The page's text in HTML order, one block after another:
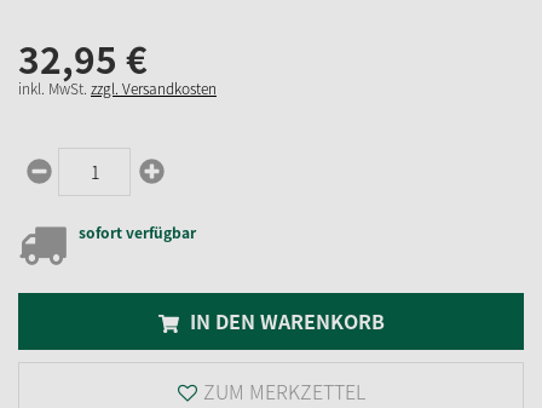
32,95 €
inkl. MwSt. zzgl. Versandkosten
sofort verfügbar
IN DEN WARENKORB
ZUM MERKZETTEL